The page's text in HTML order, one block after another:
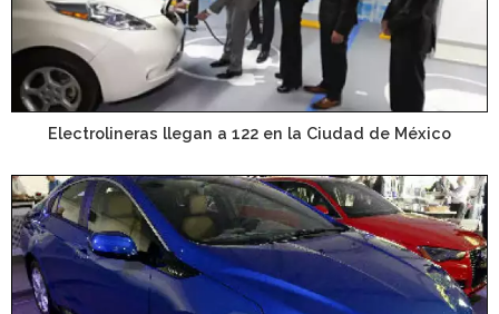
Electrolineras llegan a 122 en la Ciudad de México